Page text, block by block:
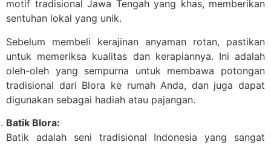
motif tradisional Jawa Tengah yang khas, memberikan
sentuhan lokal yang unik.
Sebelum membeli kerajinan anyaman rotan, pastikan
untuk memeriksa kualitas dan kerapiannya. Ini adalah
oleh-oleh yang sempurna untuk membawa potongan
tradisional dari Blora ke rumah Anda, dan juga dapat
digunakan sebagai hadiah atau pajangan.
Batik Blora:
Batik adalah seni tradisional Indonesia yang sangat